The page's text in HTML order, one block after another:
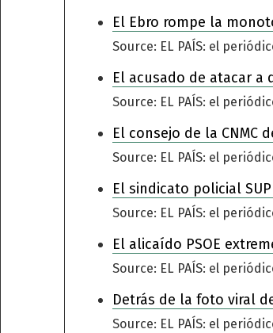
El Ebro rompe la
Source: EL PAÍS: el
El acusado de atacar a
Source: EL PAÍS: el
El consejo de la
Source: EL PAÍS: el
El sindicato policial
Source: EL PAÍS: el
El alicaído PSOE
Source: EL PAÍS: el
Detrás de la foto viral
Source: EL PAÍS: el